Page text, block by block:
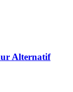
Alternatif